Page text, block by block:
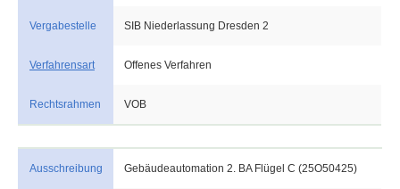
Vergabestelle SIB Niederlassung Dresden 2
Verfahrensart Offenes Verfahren
Rechtsrahmen VOB
Ausschreibung Gebäudeautomation 2. BA Flügel C (25O50425)